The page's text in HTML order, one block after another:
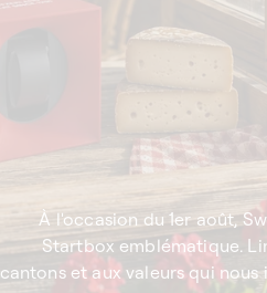
À l'occasion du 1er août,
Startbox emblématique.
cantons et aux valeurs qui